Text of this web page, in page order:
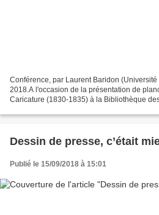
Conférence, par Laurent Baridon
2018.A l'occasion de la présentation de
Caricature (1830-1835) à la Bibliothèque
Dessin de presse, c’était
Publié le 15/09/2018 à 15:01